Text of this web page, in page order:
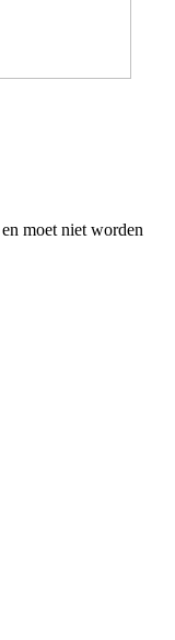
moet niet worden